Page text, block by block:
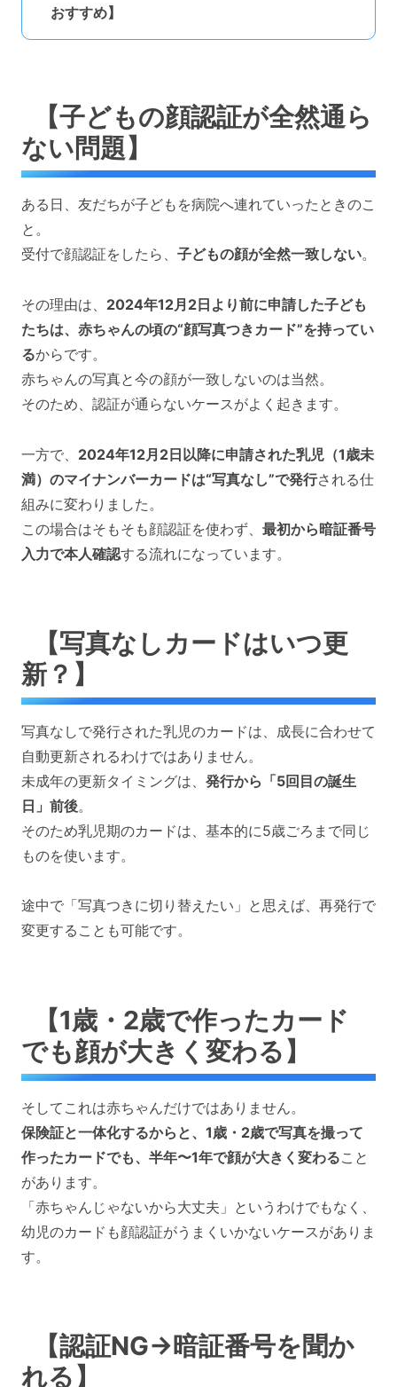
おすすめ】
【子どもの顔認証が全然通ら
ない問題】
ある日、友だちが子どもを病院へ連れていったときのこ
と。
受付で顔認証をしたら、 子どもの顔が全然一致しない。
その理由は、 2024年12月2日より前に申請した子ども
たちは、赤ちゃんの頃の“顔写真つきカード”を持ってい
るからです。
赤ちゃんの写真と今の顔が一致しないのは当然。
そのため、認証が通らないケースがよく起きます。
一方で、 2024年12月2日以降に申請された乳児（1歳未
満）のマイナンバーカードは“写真なし”で発行される仕
組みに変わりました。
この場合はそもそも顔認証を使わず、 最初から暗証番号
入力で本人確認する流れになっています。
【写真なしカードはいつ更
新？】
写真なしで発行された乳児のカードは、成長に合わせて
自動更新されるわけではありません。
未成年の更新タイミングは、 発行から「5回目の誕生
日」前後。
そのため乳児期のカードは、基本的に5歳ごろまで同じ
ものを使います。
途中で「写真つきに切り替えたい」と思えば、再発行で
変更することも可能です。
【1歳・2歳で作ったカード
でも顔が大きく変わる】
そしてこれは赤ちゃんだけではありません。
保険証と一体化するからと、1歳・2歳で写真を撮って
作ったカードでも、半年〜1年で顔が大きく変わること
があります。
「赤ちゃんじゃないから大丈夫」というわけでもなく、
幼児のカードも顔認証がうまくいかないケースがありま
す。
【認証NG→暗証番号を聞か
れる】